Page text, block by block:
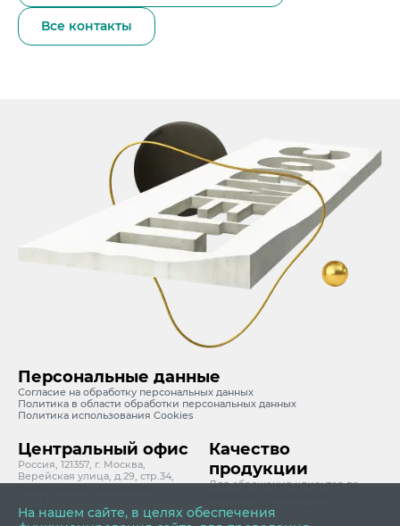
Все контакты
Персональные данные
Согласие на обработку персональных данных
Политика в области обработки персональных данных
Политика использования Cookies
Центральный офис
Россия, 121357, г. Москва,
Верейская улица, д.29, стр.34,
info@cemros.ru
8 800 700 6363
Качество
продукции
Для обращения клиентов по
качества продукции
На нашем сайте, в целях обеспечения